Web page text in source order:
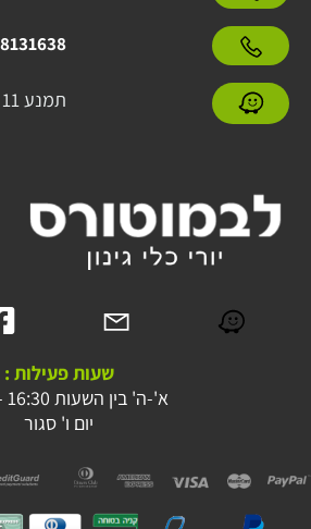
תמנע 11 חולון
שעות פעילות :
א'-ה' בין השעות 16:30 - 09:00
יום ו' סגור